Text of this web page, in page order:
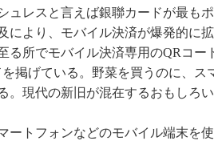
ュレスと言えば銀聯カードが最も
により、モバイル決済が爆発的に
る所でモバイル決済専用のQRコー
掲げている。野菜を買うのに、ス
。現代の新旧が混在するおもしろ
ートフォンなどのモバイル端末を